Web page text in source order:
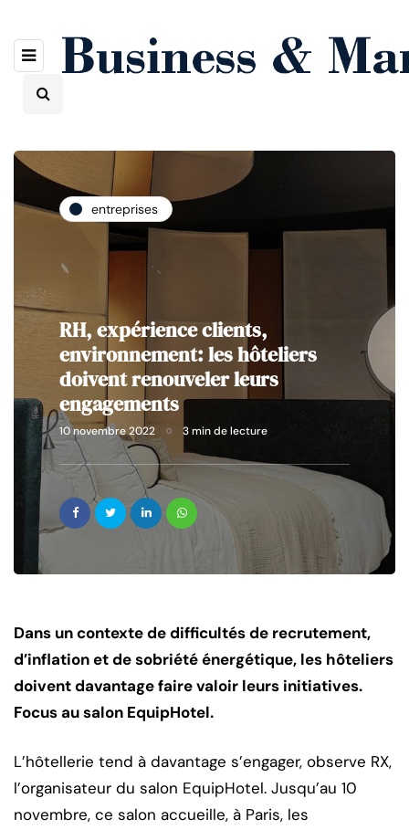
entreprises
RH, expérience clients,
environnement: les hôteliers
doivent renouveler leurs
engagements
10 novembre 2022 3 min de lecture
Dans un contexte de difficultés de recrutement,
d’inflation et de sobriété énergétique, les hôteliers
doivent davantage faire valoir leurs initiatives.
Focus au salon EquipHotel.
L’hôtellerie tend à davantage s’engager, observe RX,
l’organisateur du salon EquipHotel. Jusqu’au 10
novembre, ce salon accueille, à Paris, les